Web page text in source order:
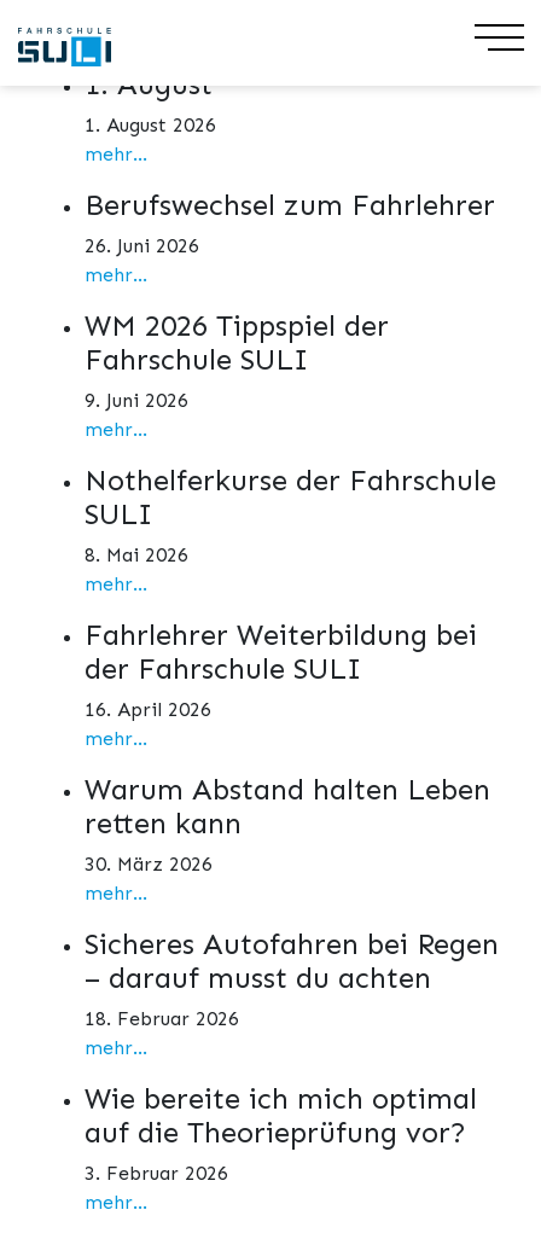
Aktuelles
1. August
1. August 2026
mehr...
Berufswechsel zum Fahrlehrer
26. Juni 2026
mehr...
WM 2026 Tippspiel der
Fahrschule SULI
9. Juni 2026
mehr...
Nothelferkurse der Fahrschule
SULI
8. Mai 2026
mehr...
Fahrlehrer Weiterbildung bei
der Fahrschule SULI
16. April 2026
mehr...
Warum Abstand halten Leben
retten kann
30. März 2026
mehr...
Sicheres Autofahren bei Regen
– darauf musst du achten
18. Februar 2026
mehr...
Wie bereite ich mich optimal
auf die Theorieprüfung vor?
3. Februar 2026
mehr...